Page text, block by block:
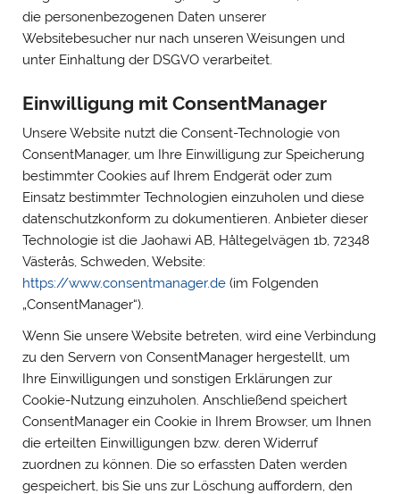
die personenbezogenen Daten unserer
Websitebesucher nur nach unseren Weisungen und
unter Einhaltung der DSGVO verarbeitet.
Einwilligung mit ConsentManager
Unsere Website nutzt die Consent-Technologie von
ConsentManager, um Ihre Einwilligung zur Speicherung
bestimmter Cookies auf Ihrem Endgerät oder zum
Einsatz bestimmter Technologien einzuholen und diese
datenschutzkonform zu dokumentieren. Anbieter dieser
Technologie ist die Jaohawi AB, Håltegelvägen 1b, 72348
Västerås, Schweden, Website:
https://www.consentmanager.de (im Folgenden
„ConsentManager“).
Wenn Sie unsere Website betreten, wird eine Verbindung
zu den Servern von ConsentManager hergestellt, um
Ihre Einwilligungen und sonstigen Erklärungen zur
Cookie-Nutzung einzuholen. Anschließend speichert
ConsentManager ein Cookie in Ihrem Browser, um Ihnen
die erteilten Einwilligungen bzw. deren Widerruf
zuordnen zu können. Die so erfassten Daten werden
gespeichert, bis Sie uns zur Löschung auffordern, den